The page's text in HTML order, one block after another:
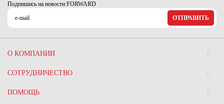
Подпишись на новости FORWARD
ОТПРАВИТЬ
О КОМПАНИИ
СОТРУДНИЧЕСТВО
ПОМОЩЬ